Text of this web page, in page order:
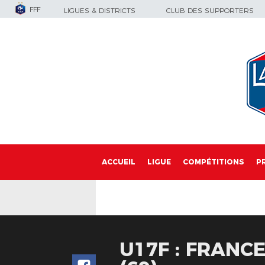
FFF LIGUES & DISTRICTS CLUB DES SUPPORTERS
ACCUEIL LIGUE COMPÉTITIONS
U17F :